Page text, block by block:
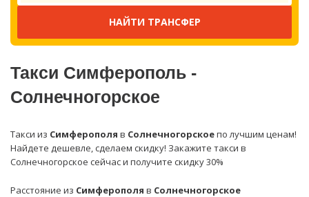
Такси Симферополь -
Солнечногорское
Такси из Симферополя в Солнечногорскоепо лучшим ценам!
Найдете дешевле, сделаем скидку! Закажите такси в
Солнечногорское сейчас и получите скидку 30%
Расстояние из Симферополя в Солнечногорское